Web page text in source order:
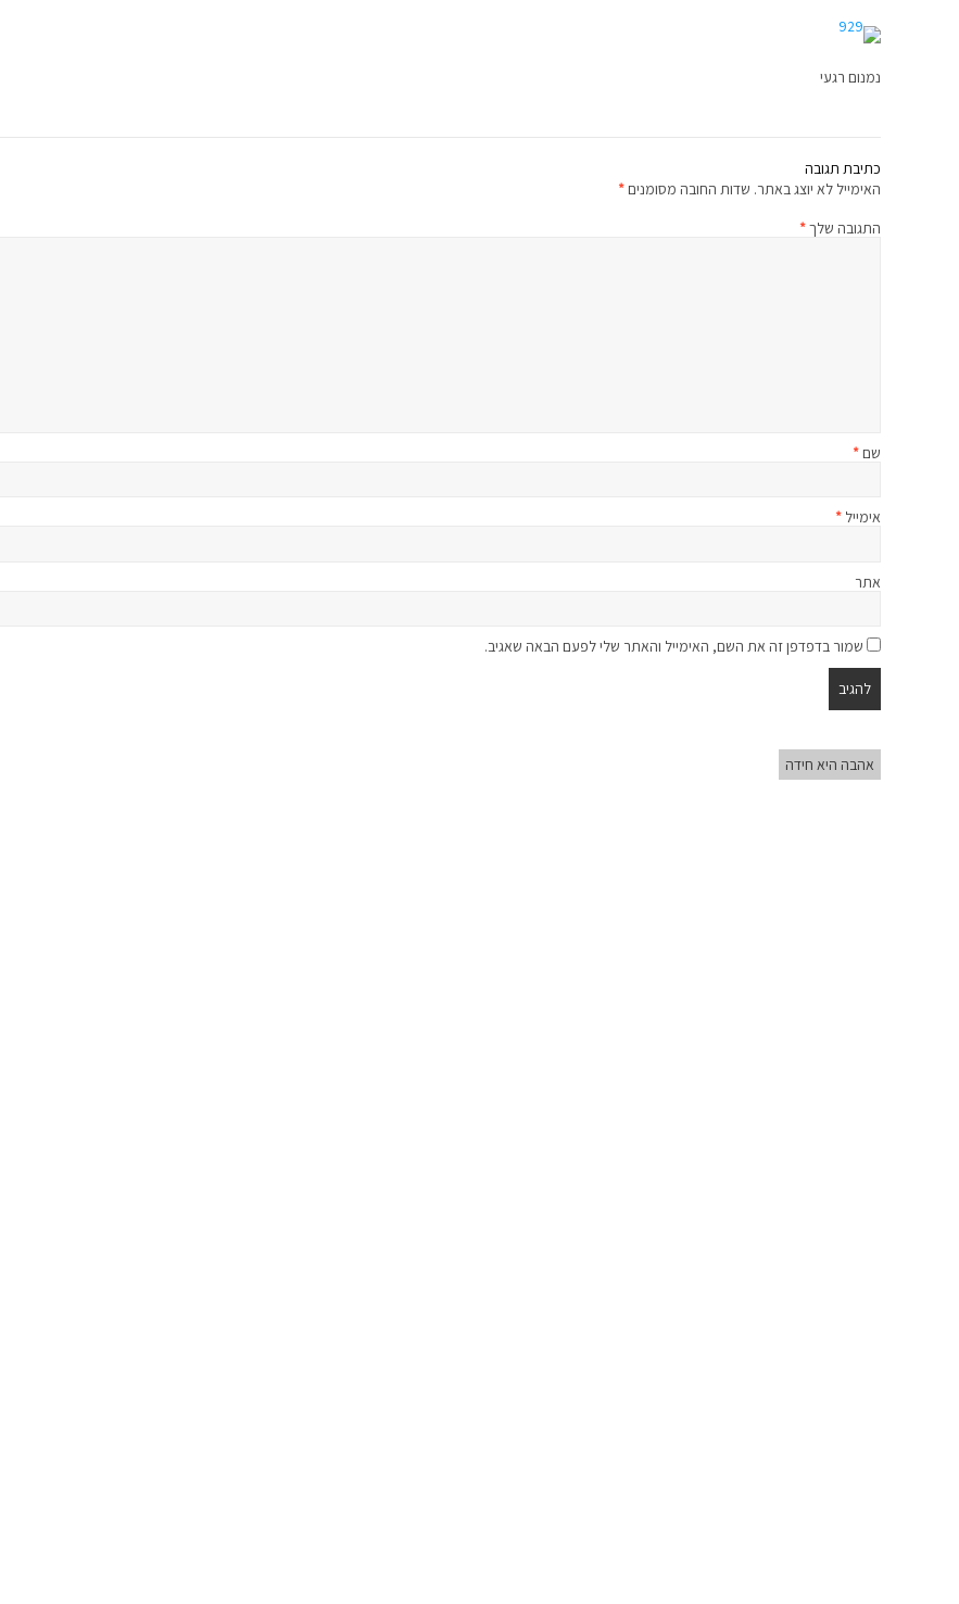
נמנום רגעי
כתיבת תגובה
האימייל לא יוצג באתר. שדות החובה מסומנים*
התגובה שלך*
שם*
אימייל *
אתר
שמור בדפדפן זה את השם, האימייל והאתר שלי לפעם הבאה שאגיב.
אהבה היא חידה